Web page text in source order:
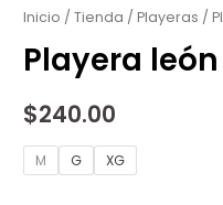
Inicio /Tienda /Playeras /
Playera
$240.00
M G XG
ilustrado
negro
cantidad